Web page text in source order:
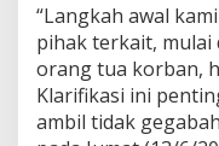
“Langkah awal
pihak terkait, mulai
orang tua korban,
Klarifikasi ini
ambil tidak